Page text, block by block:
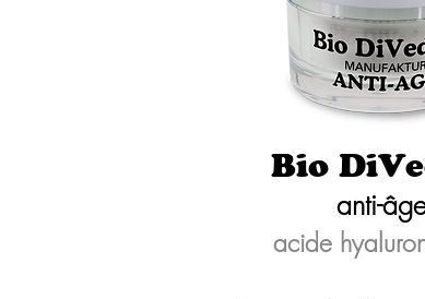
Bio
anti-
acide